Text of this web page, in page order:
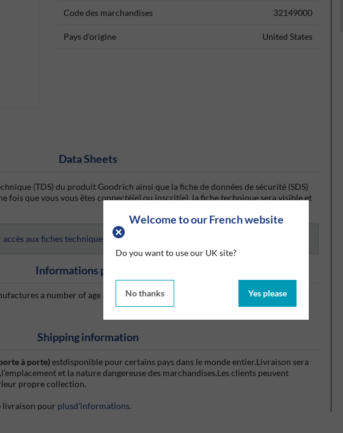
Welcome to our French website
Do you want to use our UK site?
No thanks Yes please
Code des marchandises 32149000
Pays d'origine United States
Data Sheets
(TDS) du produit Goodrich ainsi que la fiche de données de sécurité (SDS)
fois que vous vous êtes connecté(e) ou inscrit(e), la fiche technique sera visible et
aux fiches techniques
Informations produits
a number of age sensitive products, cements, coatings, edge sealers and
Shipping information
à porte)estdisponible pour certains pays dans le monde entier.Livraison sera
et la nature dangereuse des marchandises.Les clients peuvent
propre collection.
livraison pour plusd’informations.